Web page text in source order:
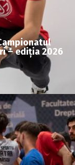
– ediția 2026